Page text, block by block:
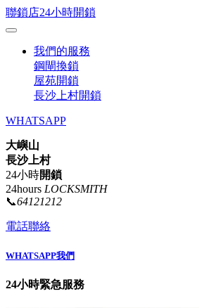
聯鎖店24小時開鎖
我們的服務
鋼閘換鎖
屋苑開鎖
長沙上村開鎖
WHATSAPP
大嶼山
長沙上村
24小時開鎖
24hours LOCKSMITH
📞64121212
電話聯絡
WHATSAPP我們
24小時緊急服務